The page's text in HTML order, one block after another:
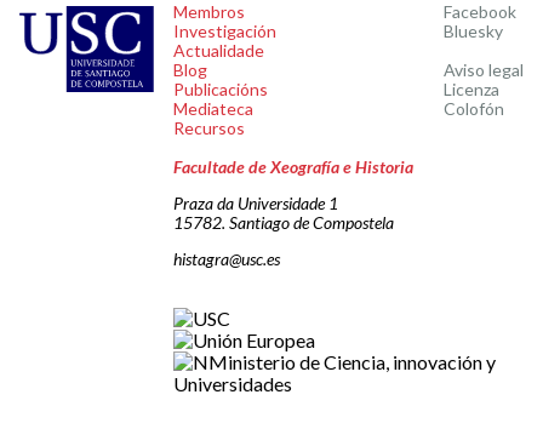
Membros
Investigación
Actualidade
Blog
Publicacións
Mediateca
Recursos
Facebook
Bluesky
Aviso legal
Licenza
Colofón
Facultade de Xeografía e Historia
Praza da Universidade 1
15782. Santiago de Compostela
histagra@usc.es